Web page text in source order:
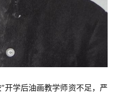
开学后油画教学师资不足，严